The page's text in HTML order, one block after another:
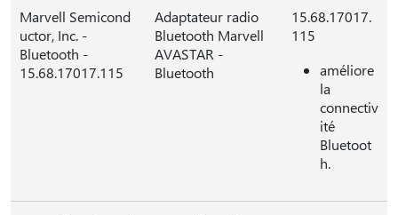
Marvell Semicond
uctor, Inc. -
Bluetooth -
15.68.17017.115
Adaptateur radio
Bluetooth Marvell
AVASTAR -
Bluetooth
15.68.17017.
115
améliore
la
connectiv
ité
Bluetoot
h.